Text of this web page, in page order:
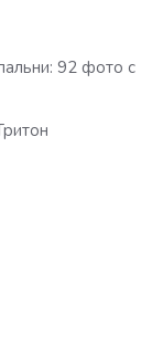
92 фото с